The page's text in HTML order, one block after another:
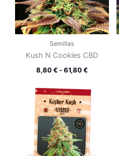
Semillas
Kush N Cookies CBD
8,80€ - 61,80€
de
precios:
desde
8,80 €
hasta
61,80 €